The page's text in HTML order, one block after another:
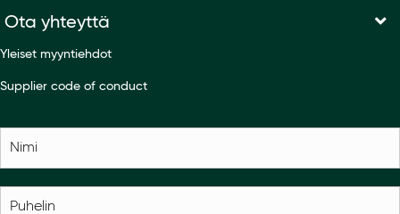
Ota yhteyttä
Yleiset myyntiehdot
Supplier code of conduct